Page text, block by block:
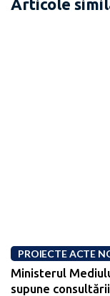
Articole
PROIECTE ACTE
Ministerul
supune